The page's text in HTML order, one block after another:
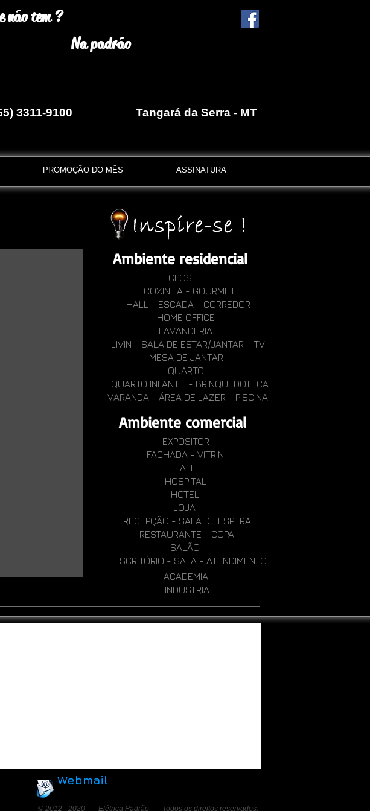
não tem ?
3311-9100 Tangará da Serra - MT
PROMOÇÃO DO MÊS ASSINATURA
Ambiente residencial
CLOSET
COZINHA - GOURMET
HALL - ESCADA - CORREDOR
HOME OFFICE
LAVANDERIA
LIVIN - SALA DE ESTAR/JANTAR - TV
MESA DE JANTAR
QUARTO
QUARTO INFANTIL - BRINQUEDOTECA
VARANDA - ÁREA DE LAZER - PISCINA
Ambiente comercial
EXPOSITOR
FACHADA - VITRINI
HALL
HOSPITAL
HOTEL
LOJA
RECEPÇÃO - SALA DE ESPERA
RESTAURANTE - COPA
SALÃO
ESCRITÓRIO - SALA - ATENDIMENTO
ACADEMIA
INDUSTRIA
© 2012 - 2020 - Elétrica Padrão - Todos os direitos reservados.
Webmail